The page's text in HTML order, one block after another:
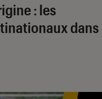
: les
dans